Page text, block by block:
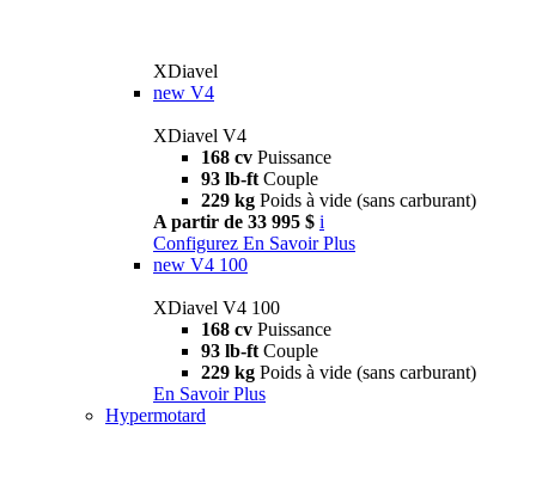
XDiavel
new V4
XDiavel V4
168 cv Puissance
93 lb-ft Couple
229 kg Poids à vide (sans carburant)
A partir de 33 995 $ i
Configurez En Savoir Plus
new V4 100
XDiavel V4 100
168 cv Puissance
93 lb-ft Couple
229 kg Poids à vide (sans carburant)
En Savoir Plus
Hypermotard